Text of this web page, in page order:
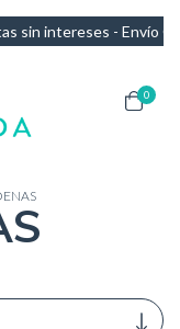
en compras de más
0